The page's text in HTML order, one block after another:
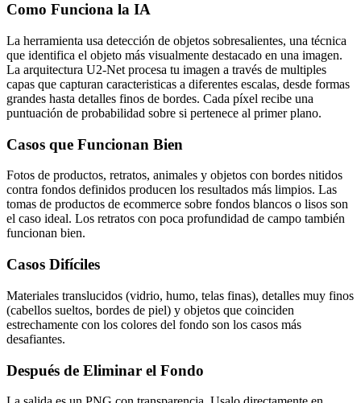
Como Funciona la IA
La herramienta usa detección de objetos sobresalientes, una técnica
que identifica el objeto más visualmente destacado en una imagen.
La arquitectura U2-Net procesa tu imagen a través de multiples
capas que capturan caracteristicas a diferentes escalas, desde formas
grandes hasta detalles finos de bordes. Cada píxel recibe una
puntuación de probabilidad sobre si pertenece al primer plano.
Casos que Funcionan Bien
Fotos de productos, retratos, animales y objetos con bordes nitidos
contra fondos definidos producen los resultados más limpios. Las
tomas de productos de ecommerce sobre fondos blancos o lisos son
el caso ideal. Los retratos con poca profundidad de campo también
funcionan bien.
Casos Difíciles
Materiales translucidos (vidrio, humo, telas finas), detalles muy finos
(cabellos sueltos, bordes de piel) y objetos que coinciden
estrechamente con los colores del fondo son los casos más
desafiantes.
Después de Eliminar el Fondo